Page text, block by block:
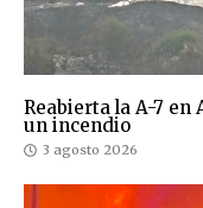
Reabierta la A-7
un incendio
3 agosto 2026